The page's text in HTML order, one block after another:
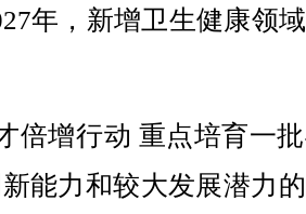
年，新增卫生健康领
增行动 重点培育一批
能力和较大发展潜力